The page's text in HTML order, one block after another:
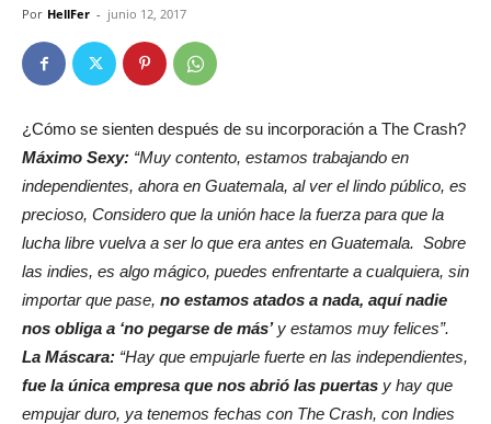
Por HellFer - junio 12, 2017
¿Cómo se sienten después de su incorporación a The Crash?
Máximo Sexy: “Muy contento, estamos trabajando en
independientes, ahora en Guatemala, al ver el lindo público, es
precioso, Considero que la unión hace la fuerza para que la
lucha libre vuelva a ser lo que era antes en Guatemala. Sobre
las indies, es algo mágico, puedes enfrentarte a cualquiera, sin
importar que pase, no estamos atados a nada, aquí nadie
nos obliga a ‘no pegarse de más’y estamos muy felices”.
La Máscara: “Hay que empujarle fuerte en las independientes,
fue la única empresa que nos abrió las puertas y hay que
empujar duro, ya tenemos fechas con The Crash, con Indies